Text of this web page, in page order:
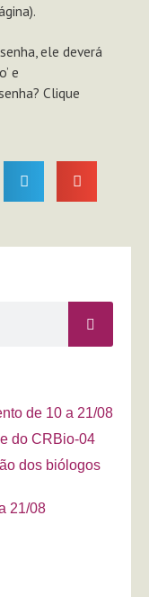
ele deverá
e
Clique
de 10 a 21/08
do CRBio-04
dos biólogos
21/08